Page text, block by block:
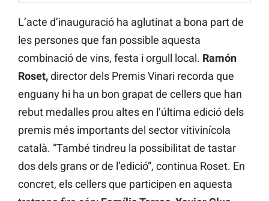
L’acte d’inauguració ha aglutinat a bona part de
les persones que fan possible aquesta
combinació de vins, festa i orgull local. Ramón
Roset,director dels Premis Vinari recorda que
enguany hi ha un bon grapat de cellers que han
rebut medalles prou altes en l’última edició dels
premis més importants del sector vitivinícola
català. “També tindreu la possibilitat de tastar
dos dels grans or de l’edició”, continua Roset. En
concret, els cellers que participen en aquesta